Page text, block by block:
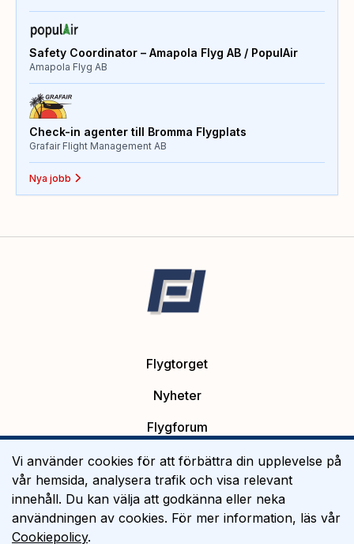
Safety Coordinator – Amapola Flyg AB / PopulAir
Amapola Flyg AB
Check-in agenter till Bromma Flygplats
Grafair Flight Management AB
Nya jobb
Flygtorget
Nyheter
Flygforum
Platsannonser
Flygutbildning
Om Flygtorget
Vi använder cookies för att förbättra din upplevelse på
vår hemsida, analysera trafik och visa relevant
innehåll. Du kan välja att godkänna eller neka
användningen av cookies. För mer information, läs vår
Cookiepolicy.